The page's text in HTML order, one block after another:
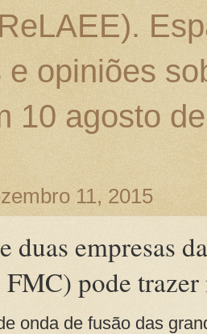
e opiniões
10 agosto
11, 2015
duas empresas
pode
onda de fusão das